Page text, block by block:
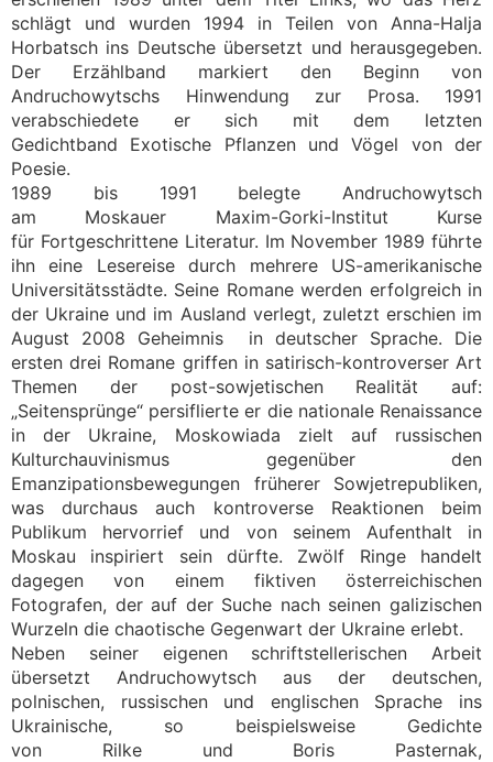
schlägt und wurden 1994 in Teilen von Anna-Halja
Horbatsch ins Deutsche übersetzt und herausgegeben.
Der Erzählband markiert den Beginn von
Andruchowytschs Hinwendung zur Prosa. 1991
verabschiedete er sich mit dem letzten
Gedichtband Exotische Pflanzen und Vögel von der
Poesie.
1989 bis 1991 belegte Andruchowytsch
am Moskauer Maxim-Gorki-Institut Kurse
für Fortgeschrittene Literatur. Im November 1989 führte
ihn eine Lesereise durch mehrere US-amerikanische
Universitätsstädte. Seine Romane werden erfolgreich in
der Ukraine und im Ausland verlegt, zuletzt erschien im
August 2008 Geheimnis in deutscher Sprache. Die
ersten drei Romane griffen in satirisch-kontroverser Art
Themen der post-sowjetischen Realität auf:
„Seitensprünge“ persiflierte er die nationale Renaissance
in der Ukraine, Moskowiada zielt auf russischen
Kulturchauvinismus gegenüber den
Emanzipationsbewegungen früherer Sowjetrepubliken,
was durchaus auch kontroverse Reaktionen beim
Publikum hervorrief und von seinem Aufenthalt in
Moskau inspiriert sein dürfte. Zwölf Ringe handelt
dagegen von einem fiktiven österreichischen
Fotografen, der auf der Suche nach seinen galizischen
Wurzeln die chaotische Gegenwart der Ukraine erlebt.
Neben seiner eigenen schriftstellerischen Arbeit
übersetzt Andruchowytsch aus der deutschen,
polnischen, russischen und englischen Sprache ins
Ukrainische, so beispielsweise Gedichte
von Rilke und Boris Pasternak,